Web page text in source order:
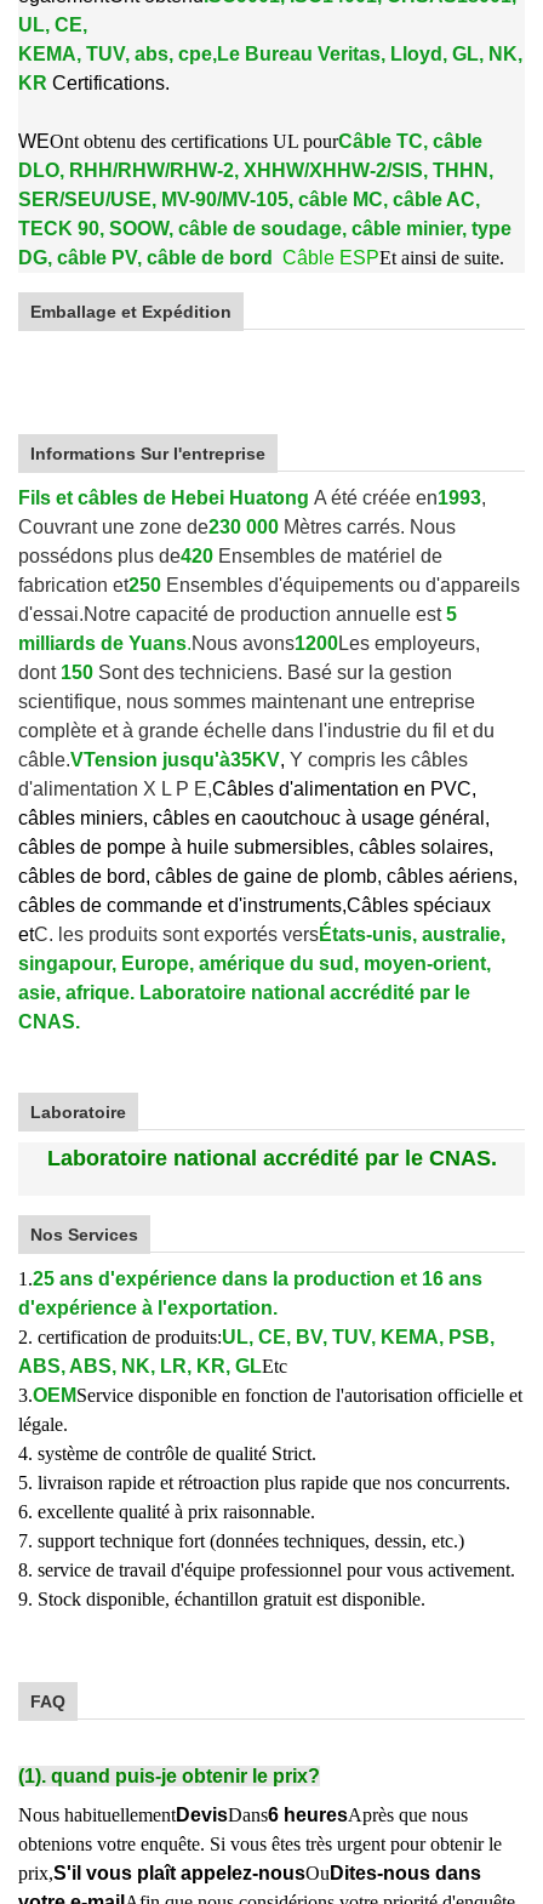
UL, CE,
KEMA, TUV, abs, cpe,Le Bureau Veritas, Lloyd, GL, NK,
KR Certifications.
WEOnt obtenu des certifications UL pourCâble TC, câble
DLO, RHH/RHW/RHW-2, XHHW/XHHW-2/SIS, THHN,
SER/SEU/USE, MV-90/MV-105, câble MC, câble AC,
TECK 90, SOOW, câble de soudage, câble minier, type
DG, câble PV, câble de bord
Câble ESPEt ainsi de suite.
Emballage et Expédition
Informations Sur l'entreprise
Fils et câbles de Hebei Huatong A été créée en1993,
Couvrant une zone de230 000 Mètres carrés. Nous
possédons plus de420 Ensembles de matériel de
fabrication et250 Ensembles d'équipements ou d'appareils
d'essai.Notre capacité de production annuelle est 5
milliards de Yuans.Nous avons1200Les employeurs,
dont 150 Sont des techniciens. Basé sur la gestion
scientifique, nous sommes maintenant une entreprise
complète et à grande échelle dans l'industrie du fil et du
câble.VTension jusqu'à35KV, Y compris les câbles
d'alimentation X L P E,Câbles d'alimentation en PVC,
câbles miniers, câbles en caoutchouc à usage général,
câbles de pompe à huile submersibles, câbles solaires,
câbles de bord, câbles de gaine de plomb, câbles aériens,
câbles de commande et d'instruments,Câbles spéciaux
etC. les produits sont exportés versÉtats-unis, australie,
singapour, Europe, amérique du sud, moyen-orient,
asie, afrique. Laboratoire national accrédité par le
CNAS.
Laboratoire
Laboratoire national accrédité par le CNAS.
Nos Services
1.25 ans d'expérience dans la production et 16 ans
d'expérience à l'exportation.
2. certification de produits:UL, CE, BV, TUV, KEMA, PSB,
ABS, ABS, NK, LR, KR, GLEtc
3.OEMService disponible en fonction de l'autorisation officielle et
légale.
4. système de contrôle de qualité Strict.
5. livraison rapide et rétroaction plus rapide que nos concurrents.
6. excellente qualité à prix raisonnable.
7. support technique fort (données techniques, dessin, etc.)
8. service de travail d'équipe professionnel pour vous activement.
9. Stock disponible, échantillon gratuit est disponible.
FAQ
(1). quand puis-je obtenir le prix?
Nous habituellementDevisDans6 heuresAprès que nous
obtenions votre enquête. Si vous êtes très urgent pour obtenir le
prix,S'il vous plaît appelez-nousOu Dites-nous dans